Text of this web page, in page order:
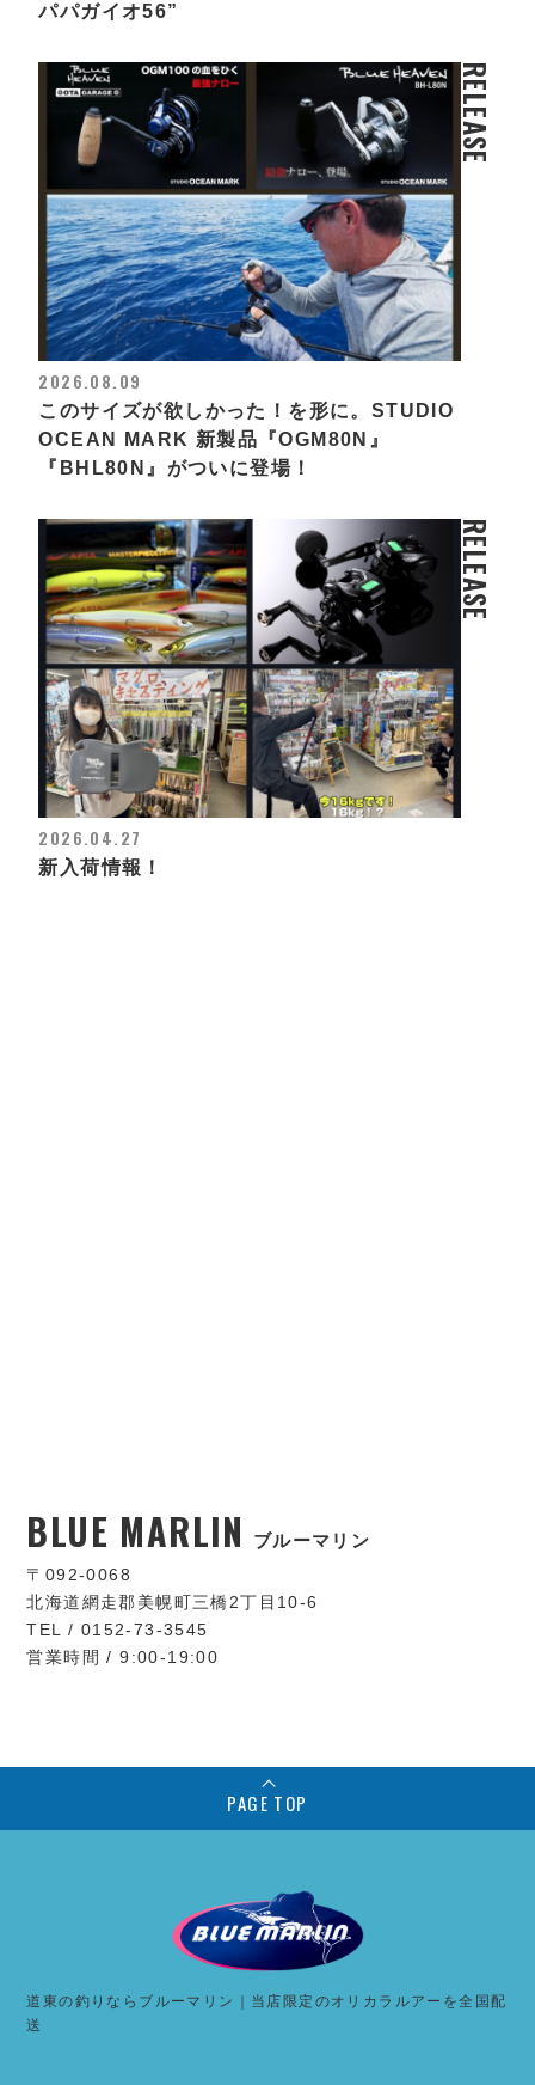
パパガイオ56”
RELEASE
2026.08.09
このサイズが欲しかった！を形に。STUDIO
OCEAN MARK 新製品『OGM80N』
『BHL80N』がついに登場！
RELEASE
2026.04.27
新入荷情報！
BLUE MARLIN ブルーマリン
〒092-0068
北海道網走郡美幌町三橋2丁目10-6
TEL / 0152-73-3545
営業時間 / 9:00-19:00
PAGE TOP
道東の釣りならブルーマリン｜当店限定のオリカラルアーを全国配
送